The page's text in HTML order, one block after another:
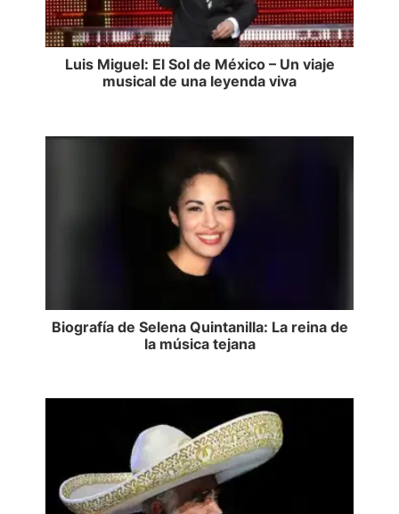
Luis Miguel: El Sol de México – Un viaje
musical de una leyenda viva
Biografía de Selena Quintanilla: La reina de
la música tejana